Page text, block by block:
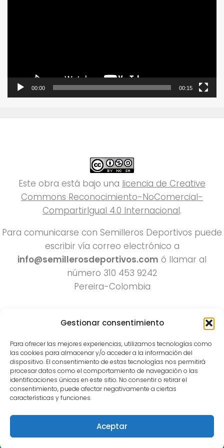
Gestionar consentimiento
Para ofrecer las mejores experiencias, utilizamos tecnologías como
las cookies para almacenar y/o acceder a la información del
dispositivo. El consentimiento de estas tecnologías nos permitirá
procesar datos como el comportamiento de navegación o las
identificaciones únicas en este sitio. No consentir o retirar el
consentimiento, puede afectar negativamente a ciertas
características y funciones.
Aceptar
00:00 00:15
Este obra está bajo una licencia de Creative
Commons Reconocimiento-NoComercial-
CompartirIgual 4.0 Internacional.
Para comunicarse con Semilleros Deportivos puede
escribir vía correo electrónico a
info@semillerosdeportivos.com ó llamar al
número 310 453 9242
Pereira-Colombia
Todos los derechos reservados 2022.
Funciona con - Diseñado con el